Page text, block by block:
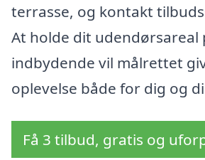
terrasse, og kontakt
At holde dit
indbydende vil målrettet
oplevelse både for dig og
Få 3 tilbud, gratis og